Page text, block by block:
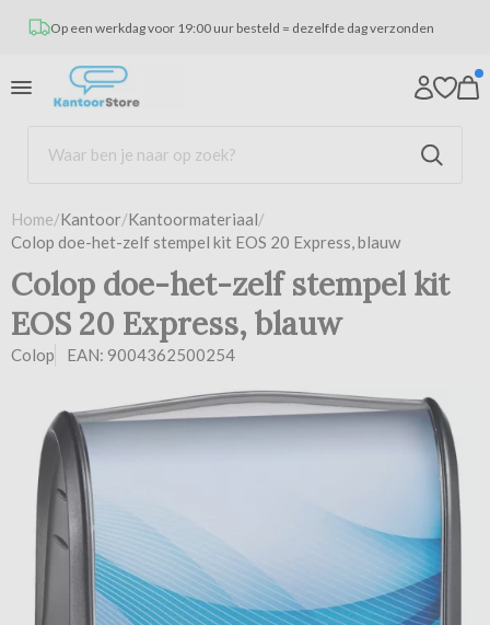
25 000 kantoorartikelen uit voorraad
Home/Kantoor/Kantoormateriaal/
Colop doe-het-zelf stempel kit EOS 20 Express, blauw
Colop doe-het-zelf stempel kit
EOS 20 Express, blauw
Colop EAN: 9004362500254